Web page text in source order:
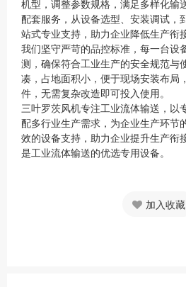
机型，调整参数规格，满足多样化输
配套服务，从设备选型、安装调试，
站式专业支持，助力企业降低生产衔
我们坚守严苛的品控标准，每一台设
测，确保符合工业生产的安全规范与
凑，占地面积小，便于现场安装布局
件，无需复杂改造即可投入使用。
三叶罗茨风机专注工业流体输送，以
配多行业生产需求，为企业生产环节
效的设备支持，助力企业提升生产衔
是工业流体输送的优选专用设备。
加入收藏